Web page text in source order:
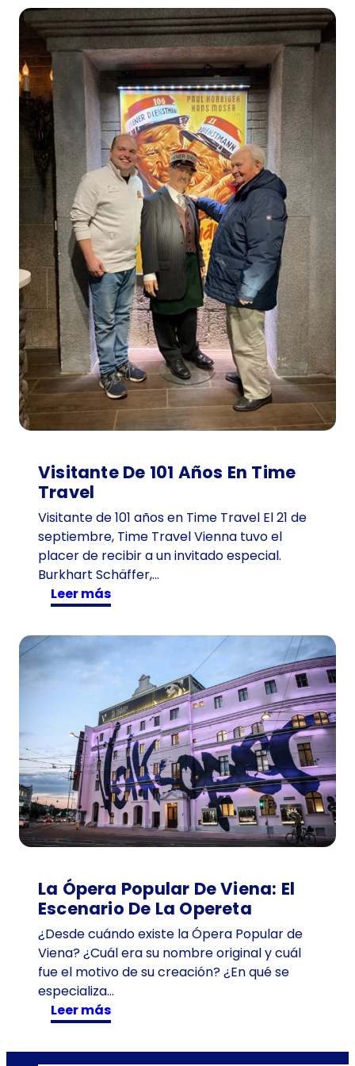
Visitante De 101 Años En Time
Travel
Visitante de 101 años en Time Travel El 21 de
septiembre, Time Travel Vienna tuvo el
placer de recibir a un invitado especial.
Burkhart Schäffer,…
Leer más:
V
i
s
a
n
t
e
d
e
1
0
ñ
o
s
e
n
T
i
e
La Ópera Popular De Viena: El
Escenario De La Opereta
¿Desde cuándo existe la Ópera Popular de
Viena? ¿Cuál era su nombre original y cuál
fue el motivo de su creación? ¿En qué se
especializa…
Leer más:
L
a